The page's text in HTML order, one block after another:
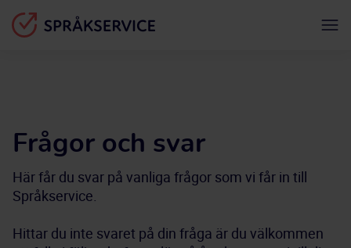
Frågor och svar
Här får du svar på vanliga frågor som vi får in till
Språkservice.
Hittar du inte svaret på din fråga är du välkommen